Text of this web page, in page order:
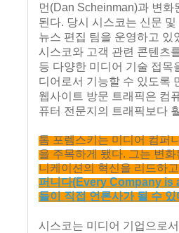
먼(Dan Scheinman)과 변
된다. 당시 시스코는 신문
뉴스 편집 팀을 운영하고
시스코와 고객 관련 콘텐츠
등 다양한 미디어 기술 접
디어로서 기능할 수 있도록
웹사이트 방문 트래픽은 컴
퓨터 전문지의 트래픽보다
톰 포렘스키는 미디어 컴퍼
을 주목하게 됐다. 그는 변
니케이션의 혁신을 리드하
퍼니다(Every Company is
들이 직접 언론사가 될 수
시스코는 미디어 기업으로